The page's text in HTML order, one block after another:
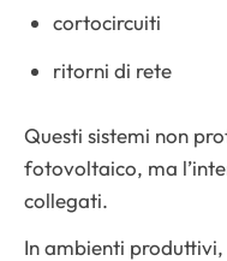
cortocircuiti
ritorni di rete
Questi sistemi non
fotovoltaico, ma
collegati.
In ambienti produttivi,